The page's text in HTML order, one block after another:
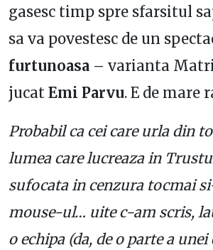
gasesc timp spre sfarsitul
sa va povestesc de un
furtunoasa – varianta
jucat Emi Parvu. E de mare
Probabil ca cei care urla din
lumea care lucreaza in
sufocata in cenzura tocmai
mouse-ul… uite c-am scris,
o echipa (da, de o parte a unei